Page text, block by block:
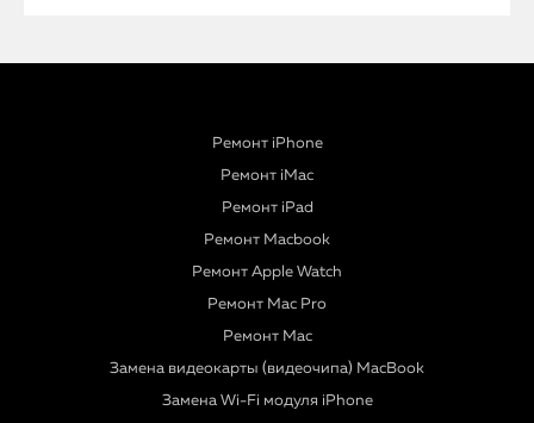
Ремонт iPhone
Ремонт iMac
Ремонт iPad
Ремонт Macbook
Ремонт Apple Watch
Ремонт Mac Pro
Ремонт Mac
Замена видеокарты (видеочипа) MacBook
Замена Wi-Fi модуля iPhone